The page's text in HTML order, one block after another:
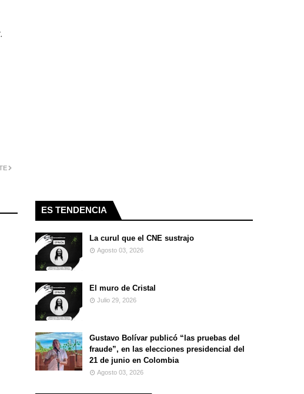
ES TENDENCIA
La curul que el CNE sustrajo
Agosto 03, 2026
El muro de Cristal
Julio 29, 2026
Gustavo Bolívar publicó “las pruebas del
fraude”, en las elecciones presidencial del
21 de junio en Colombia
Agosto 03, 2026